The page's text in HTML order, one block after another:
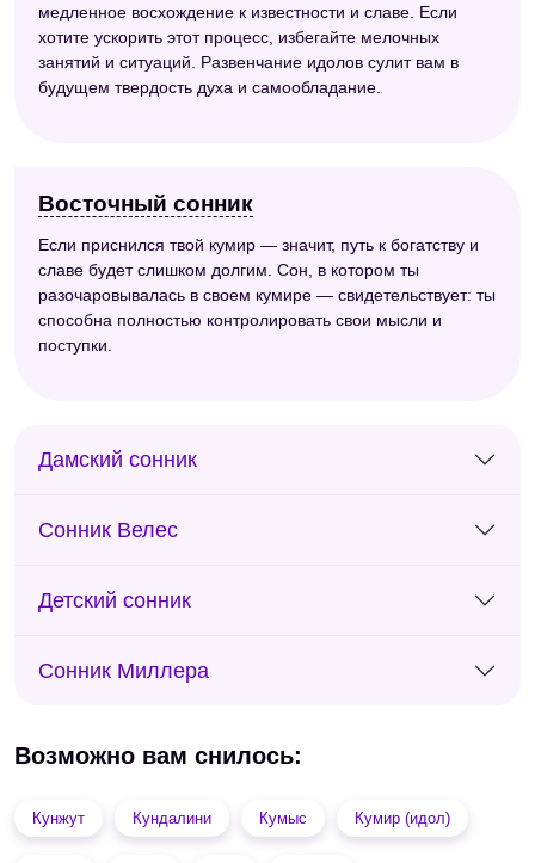
медленное восхождение к известности и славе. Если
хотите ускорить этот процесс, избегайте мелочных
занятий и ситуаций. Развенчание идолов сулит вам в
будущем твердость духа и самообладание.
Восточный сонник
Если приснился твой кумир — значит, путь к богатству и
славе будет слишком долгим. Сон, в котором ты
разочаровывалась в своем кумире — свидетельствует: ты
способна полностью контролировать свои мысли и
поступки.
Дамский сонник
Сонник Велес
Детский сонник
Сонник Миллера
Возможно вам снилось:
Кунжут Кундалини Кумыс Кумир (идол)